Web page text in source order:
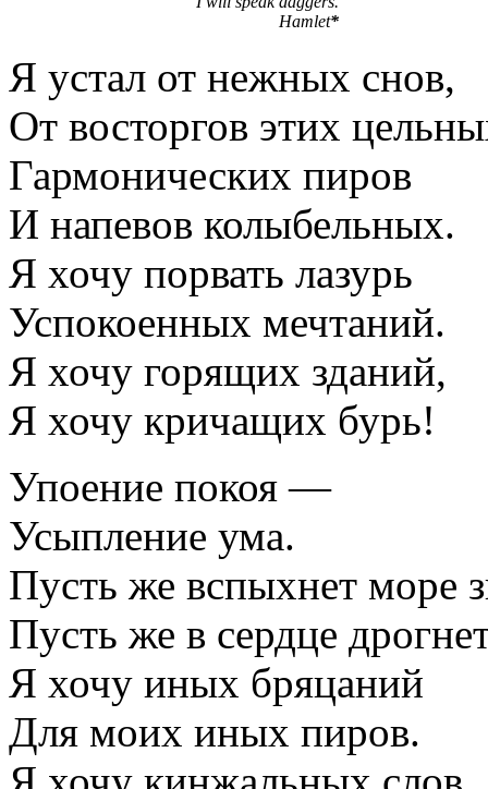
Hamlet*
Я устал от нежных снов,
От восторгов этих
Гармонических пиров
И напевов колыбельных.
Я хочу порвать лазурь
Успокоенных мечтаний.
Я хочу горящих зданий,
Я хочу кричащих бурь!
Упоение покоя —
Усыпление ума.
Пусть же вспыхнет море
Пусть же в сердце
Я хочу иных бряцаний
Для моих иных пиров.